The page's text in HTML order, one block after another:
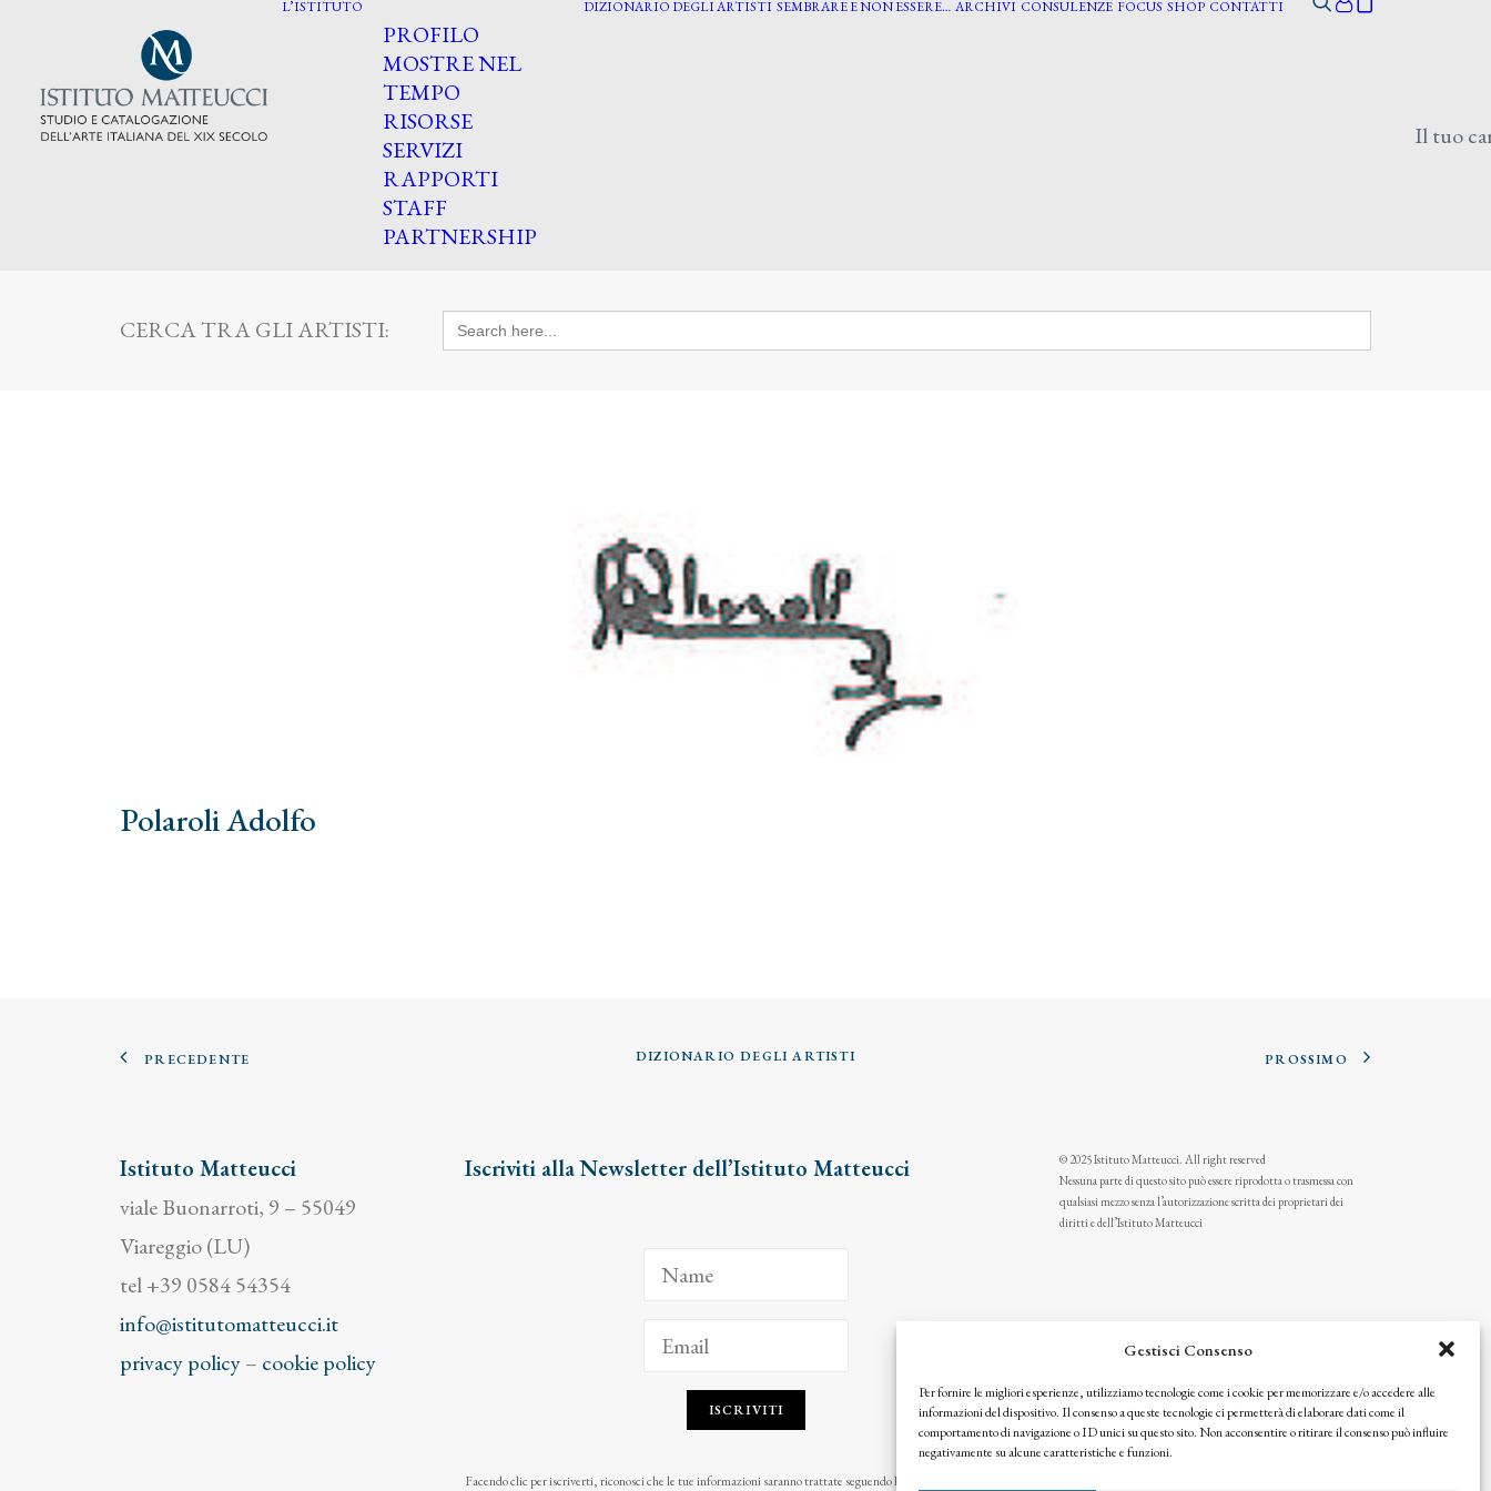
Gestisci Consenso
Per fornire le migliori esperienze, utilizziamo tecnologie come i cookie per memorizzare e/o accedere alle
informazioni del dispositivo. Il consenso a queste tecnologie ci permetterà di elaborare dati come il
comportamento di navigazione o ID unici su questo sito. Non acconsentire o ritirare il consenso può influire
negativamente su alcune caratteristiche e funzioni.
L’ISTITUTO
PROFILO
MOSTRE NEL
TEMPO
RISORSE
SERVIZI
RAPPORTI
STAFF
PARTNERSHIP
DIZIONARIO DEGLI ARTISTI SEMBRARE E NON ESSERE… ARCHIVI CONSULENZE FOCUS SHOP CONTATTI
Il tuo
CERCA TRA GLI ARTISTI: Search
for:
Polaroli Adolfo
PRECEDENTE DIZIONARIO DEGLI ARTISTI PROSSIMO
Istituto Matteucci
viale Buonarroti, 9 – 55049
Viareggio (LU)
tel +39 0584 54354
info@istitutomatteucci.it
privacy policy– cookie policy
Iscriviti alla Newsletter dell’Istituto Matteucci
ISCRIVITI
Facendo clic per iscriverti, riconosci che le tue informazioni saranno trattate seguendo la nostra
© 2025 Istituto Matteucci. All right reserved
Nessuna parte di questo sito può essere riprodotta o trasmessa con
qualsiasi mezzo senza l’autorizzazione scritta dei proprietari dei
diritti e dell’Istituto Matteucci